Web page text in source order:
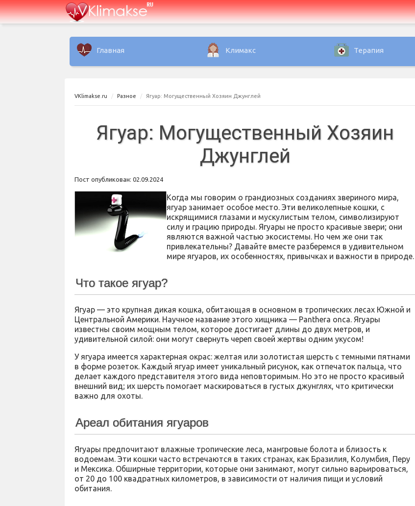
Главная Климакс Терапия
VKlimakse.ru Разное Ягуар: Могущественный Хозяин Джунглей
Ягуар: Могущественный Хозяин
Джунглей
Пост опубликован: 02.09.2024
Когда мы говорим о грандиозных созданиях звериного мира,
ягуар занимает особое место. Эти великолепные кошки, с
искрящимися глазами и мускулистым телом, символизируют
силу и грацию природы. Ягуары не просто красивые звери; они
являются важной частью экосистемы. Но чем же они так
привлекательны? Давайте вместе разберемся в удивительном
мире ягуаров, их особенностях, привычках и важности в природе.
Что такое ягуар?
Ягуар — это крупная дикая кошка, обитающая в основном в тропических лесах Южной и
Центральной Америки. Научное название этого хищника — Panthera onca. Ягуары
известны своим мощным телом, которое достигает длины до двух метров, и
удивительной силой: они могут свернуть череп своей жертвы одним укусом!
У ягуара имеется характерная окрас: желтая или золотистая шерсть с темными пятнами
в форме розеток. Каждый ягуар имеет уникальный рисунок, как отпечаток пальца, что
делает каждого представителя этого вида неповторимым. Но это не просто красивый
внешний вид; их шерсть помогает маскироваться в густых джунглях, что критически
важно для охоты.
Ареал обитания ягуаров
Ягуары предпочитают влажные тропические леса, мангровые болота и близость к
водоемам. Эти кошки часто встречаются в таких странах, как Бразилия, Колумбия, Перу
и Мексика. Обширные территории, которые они занимают, могут сильно варьироваться,
от 20 до 100 квадратных километров, в зависимости от наличия пищи и условий
обитания.